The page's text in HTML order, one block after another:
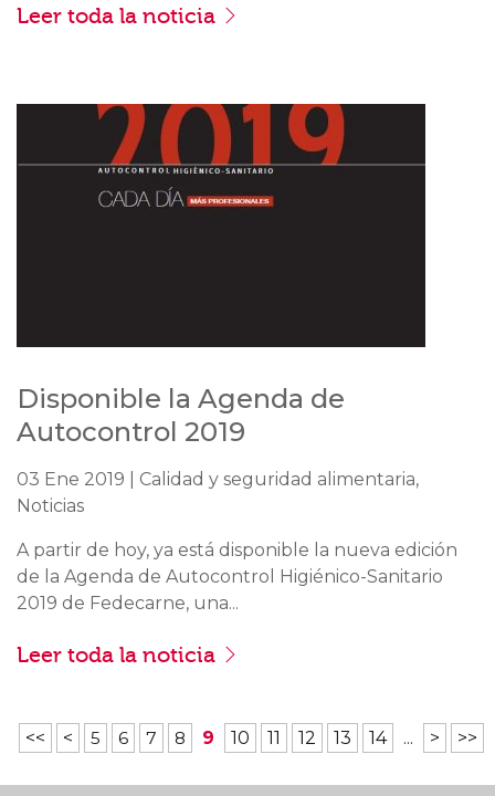
Leer toda la noticia
Disponible la Agenda de
Autocontrol 2019
03 Ene 2019 | Calidad y seguridad alimentaria,
Noticias
A partir de hoy, ya está disponible la nueva edición
de la Agenda de Autocontrol Higiénico-Sanitario
2019 de Fedecarne, una...
Leer toda la noticia
<< < 5 6 7 8 9 10 11 12 13 14 ... > >>